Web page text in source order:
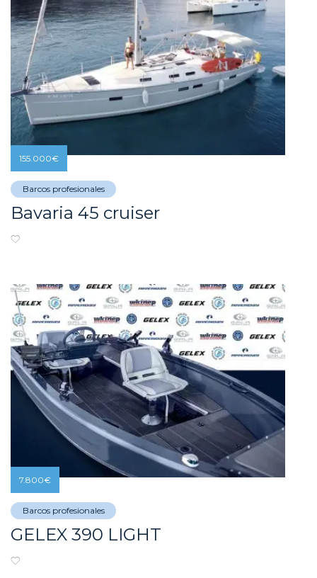
Barcos profesionales
Bavaria 45 cruiser
155.000€
Barcos profesionales
GELEX 390 LIGHT
7.800€